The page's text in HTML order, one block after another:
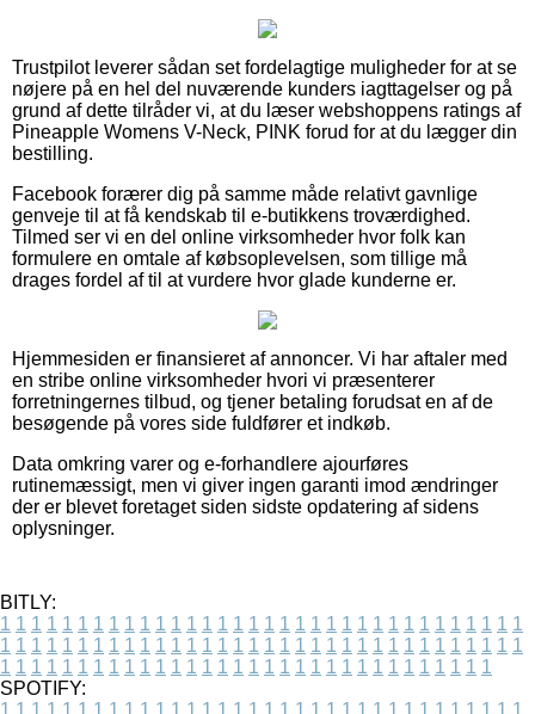
Trustpilot leverer sådan set fordelagtige muligheder for at se
nøjere på en hel del nuværende kunders iagttagelser og på
grund af dette tilråder vi, at du læser webshoppens ratings af
Pineapple Womens V-Neck, PINK forud for at du lægger din
bestilling.
Facebook forærer dig på samme måde relativt gavnlige
genveje til at få kendskab til e-butikkens troværdighed.
Tilmed ser vi en del online virksomheder hvor folk kan
formulere en omtale af købsoplevelsen, som tillige må
drages fordel af til at vurdere hvor glade kunderne er.
Hjemmesiden er finansieret af annoncer. Vi har aftaler med
en stribe online virksomheder hvori vi præsenterer
forretningernes tilbud, og tjener betaling forudsat en af de
besøgende på vores side fuldfører et indkøb.
Data omkring varer og e-forhandlere ajourføres
rutinemæssigt, men vi giver ingen garanti imod ændringer
der er blevet foretaget siden sidste opdatering af sidens
oplysninger.
BITLY:
1 1 1 1 1 1 1 1 1 1 1 1 1 1 1 1 1 1 1 1 1 1 1 1 1 1 1 1 1 1 1 1 1 1
1 1 1 1 1 1 1 1 1 1 1 1 1 1 1 1 1 1 1 1 1 1 1 1 1 1 1 1 1 1 1 1 1 1
1 1 1 1 1 1 1 1 1 1 1 1 1 1 1 1 1 1 1 1 1 1 1 1 1 1 1 1 1 1 1 1
SPOTIFY:
1 1 1 1 1 1 1 1 1 1 1 1 1 1 1 1 1 1 1 1 1 1 1 1 1 1 1 1 1 1 1 1 1 1